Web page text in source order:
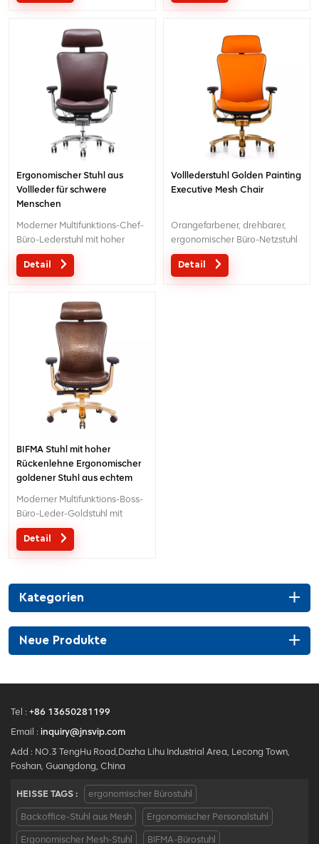
Ergonomischer Stuhl aus
Vollleder für schwere
Menschen
Moderner Multifunktions-Chef-
Büro-Lederstuhl mit hoher
Rückenlehne für schwere
Menschen
Detail
Volllederstuhl Golden Painting
Executive Mesh Chair
Orangefarbener, drehbarer,
ergonomischer Büro-Netzstuhl
für schwere Menschen
Detail
BIFMA Stuhl mit hoher
Rückenlehne Ergonomischer
goldener Stuhl aus echtem
Moderner Multifunktions-Boss-
Büro-Leder-Goldstuhl mit
hoher Rückenlehne
Detail
Kategorien
Neue Produkte
Tel : +86 13650281199
Email : inquiry@jnsvip.com
Add : NO.3 TengHu Road,Dazha Lihu Industrial Area, Lecong Town,
Foshan, Guangdong, China
HEISSE TAGS : ergonomischer Bürostuhl
Backoffice-Stuhl aus Mesh Ergonomischer Personalstuhl
Ergonomischer Mesh-Stuhl BIFMA-Bürostuhl